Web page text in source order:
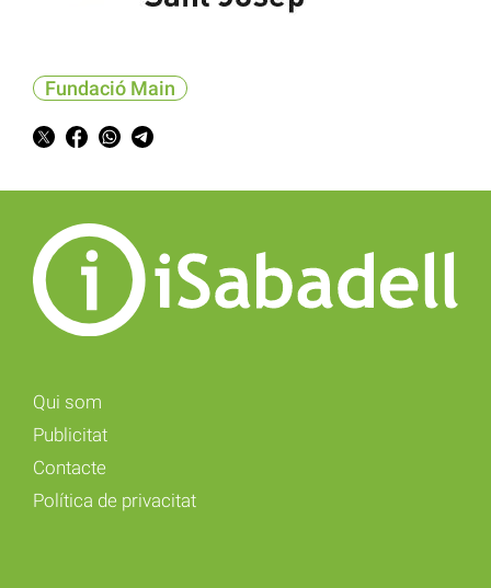
Fundació Main
Qui som
Publicitat
Contacte
Política de privacitat